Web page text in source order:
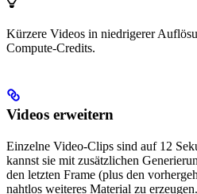
Kürzere Videos in niedrigerer
Compute-Credits.
Videos erweitern
Einzelne Video-Clips sind auf 12
kannst sie mit zusätzlichen
den letzten Frame (plus den
nahtlos weiteres Material zu erzeugen.